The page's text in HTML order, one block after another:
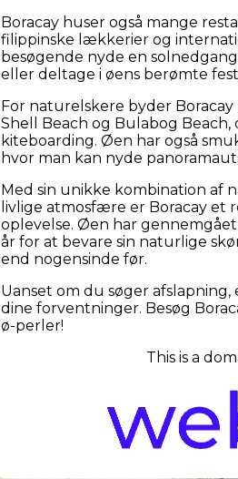
Boracay huser også mange
filippinske lækkerier og
besøgende nyde en
eller deltage i øens berømte
For naturelskere byder
Shell Beach og Bulabog
kiteboarding. Øen har også
hvor man kan nyde
Med sin unikke kombination af
livlige atmosfære er Boracay et
oplevelse. Øen har
år for at bevare sin naturlige
end nogensinde før.
Uanset om du søger afslapning,
dine forventninger. Besøg
ø-perler!
This is a